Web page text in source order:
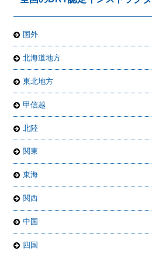
国外
北海道地方
東北地方
甲信越
北陸
関東
東海
関西
中国
四国